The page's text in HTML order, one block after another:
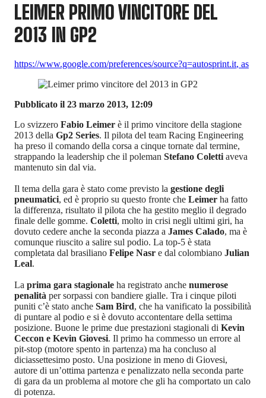
LEIMER PRIMO VINCITORE DEL
2013 IN GP2
https://www.google.com/preferences/source?q=autosprint.it, as
Pubblicato il 23 marzo 2013, 12:09
Lo svizzero Fabio Leimer è il primo vincitore della stagione
2013 della Gp2 Series. Il pilota del team Racing Engineering
ha preso il comando della corsa a cinque tornate dal termine,
strappando la leadership che il poleman Stefano Coletti aveva
mantenuto sin dal via.
Il tema della gara è stato come previsto la gestione degli
pneumatici, ed è proprio su questo fronte che Leimer ha fatto
la differenza, risultato il pilota che ha gestito meglio il degrado
finale delle gomme. Coletti, molto in crisi negli ultimi giri, ha
dovuto cedere anche la seconda piazza a James Calado, ma è
comunque riuscito a salire sul podio. La top-5 è stata
completata dal brasiliano Felipe Nasr e dal colombiano Julian
Leal.
La prima gara stagionale ha registrato anche numerose
penalità per sorpassi con bandiere gialle. Tra i cinque piloti
puniti c’è stato anche Sam Bird, che ha vanificato la possibilità
di puntare al podio e si è dovuto accontentare della settima
posizione. Buone le prime due prestazioni stagionali di Kevin
Ceccon e Kevin Giovesi. Il primo ha commesso un errore al
pit-stop (motore spento in partenza) ma ha concluso al
diciassettesimo posto. Una posizione in meno di Giovesi,
autore di un’ottima partenza e penalizzato nella seconda parte
di gara da un problema al motore che gli ha comportato un calo
di potenza.